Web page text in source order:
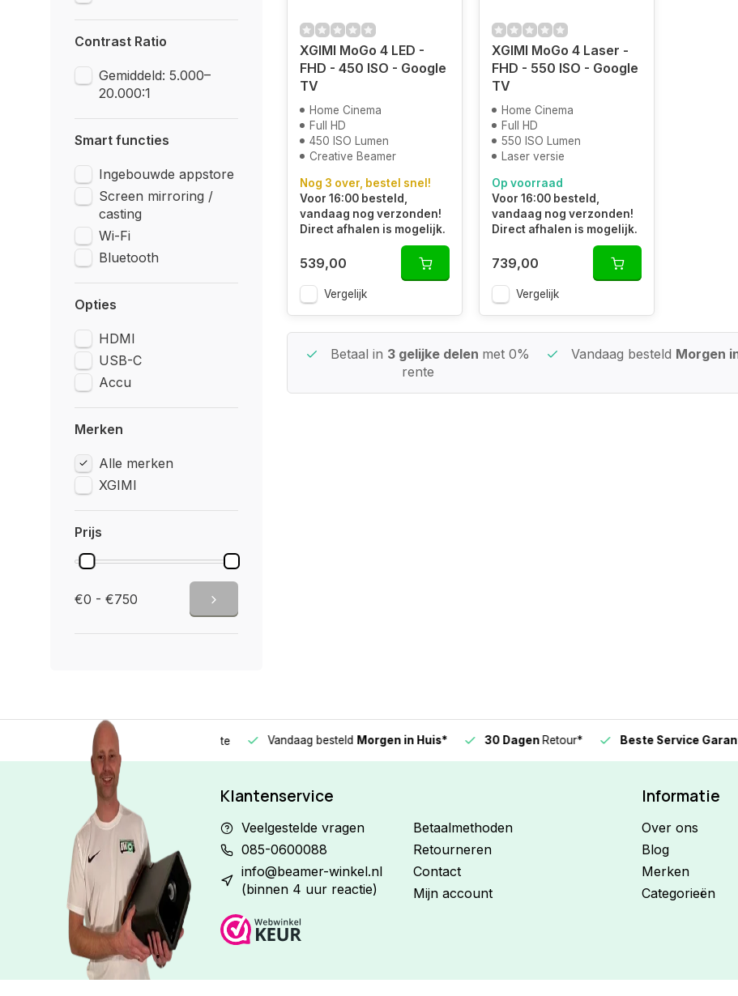
Contrast Ratio
Gemiddeld: 5.000–
20.000:1
Smart functies
Ingebouwde appstore
Screen mirroring /
casting
Wi-Fi
Bluetooth
Opties
HDMI
USB-C
Accu
Merken
Alle merken
XGIMI
Prijs
€0 - €750
XGIMI MoGo 4 LED -
FHD - 450 ISO - Google
TV
Home Cinema
Full HD
450 ISO Lumen
Creative Beamer
Nog 3 over, bestel snel!
Voor 16:00 besteld,
vandaag nog verzonden!
Direct afhalen is mogelijk.
539,00
Vergelijk
XGIMI MoGo 4 Laser -
FHD - 550 ISO - Google
TV
Home Cinema
Full HD
550 ISO Lumen
Laser versie
Op voorraad
Voor 16:00 besteld,
vandaag nog verzonden!
Direct afhalen is mogelijk.
739,00
Vergelijk
Beste Service Garantie Betaal in 3 gelijke delen met 0%
rente
Vandaag besteld Morgen
3 gelijke delen Vandaag besteldMorgen in Huis* 30 DagenRetour* Beste Service Garantie
Klantenservice
Veelgestelde vragen
085-0600088
info@beamer-winkel.nl
(binnen 4 uur reactie)
Betaalmethoden
Retourneren
Contact
Mijn account
Informatie
Over ons
Blog
Merken
Categorieën